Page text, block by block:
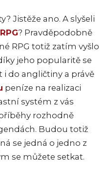
Jistěže ano. A slyšeli
? Pravděpodobně
RPG totiž zatím vyšlo
jeho popularitě se
do angličtiny a právě
peníze na realizaci
systém z vás
rozhodně
Budou totiž
se jedná o jedno z
se můžete setkat.